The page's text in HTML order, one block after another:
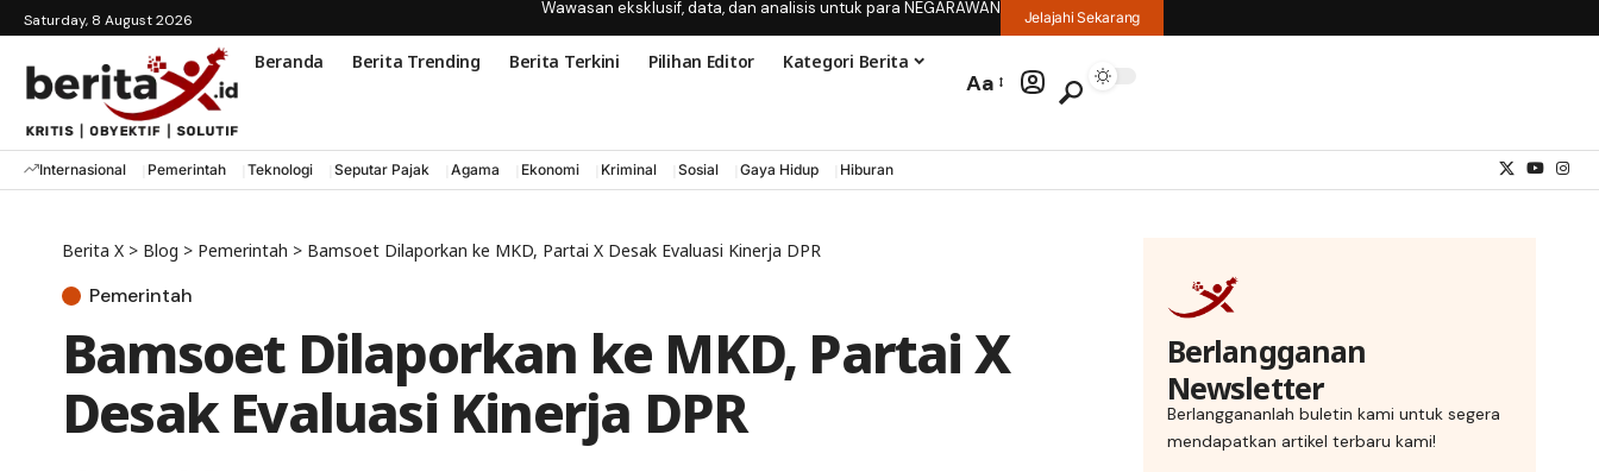
Saturday, 8 August 2026
Wawasan eksklusif, data, dan analisis untuk para NEGARAWAN Jelajahi Sekarang
Beranda Berita Trending Berita Terkini Pilihan Editor Kategori Berita
Aa
Internasional Pemerintah Teknologi Seputar Pajak Agama Ekonomi Kriminal Sosial Gaya Hidup Hiburan
Berita X > Blog > Pemerintah > Bamsoet Dilaporkan ke MKD, Partai X Desak Evaluasi Kinerja DPR
Pemerintah
Bamsoet Dilaporkan ke MKD, Partai X
Desak Evaluasi Kinerja DPR
Berlangganan
Newsletter
Berlanggananlah buletin kami untuk segera
mendapatkan artikel terbaru kami!